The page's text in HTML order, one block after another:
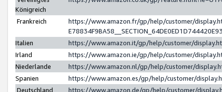
Königreich
Frankreich
https://www.amazon.fr/gp/help/customer/
Italien
https://www.amazon.it/gp/help/customer/
Irland
https://www.amazon.ie/gp/help/customer/
Niederlande
https://www.amazon.nl/gp/help/customer/
Spanien
https://www.amazon.es/gp/help/customer/
Deutschland
https://www.amazon.de/gp/help/customer/